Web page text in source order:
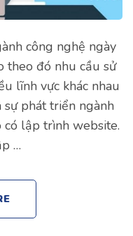
công nghệ ngày
theo đó nhu cầu sử
lĩnh vực khác nhau
phát triển ngành
lập trình website.
…